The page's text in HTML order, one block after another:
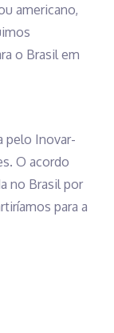
americano,
o Brasil em
pelo Inovar-
O acordo
no Brasil por
para a